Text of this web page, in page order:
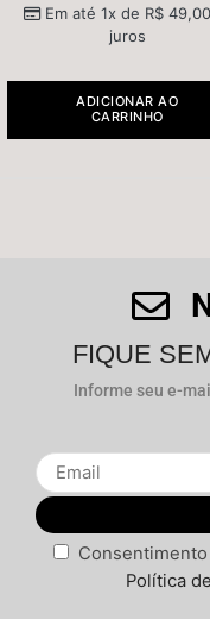
Em até 1x de R$ 49,00
juros
ADICIONAR AO
CARRINHO
FIQUE
Informe seu e-
Política